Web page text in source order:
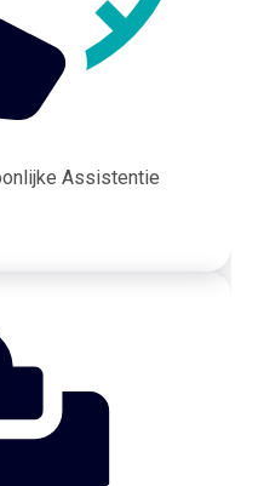
Assistentie